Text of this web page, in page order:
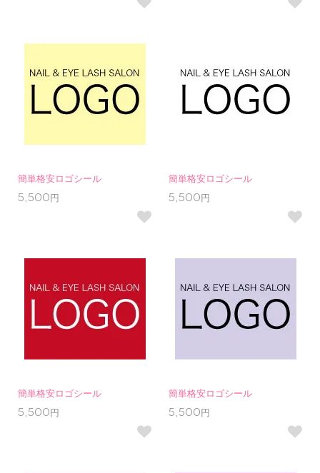
簡単格安ロゴシール
5,500円
簡単格安ロゴシール
5,500円
簡単格安ロゴシール
5,500円
簡単格安ロゴシール
5,500円